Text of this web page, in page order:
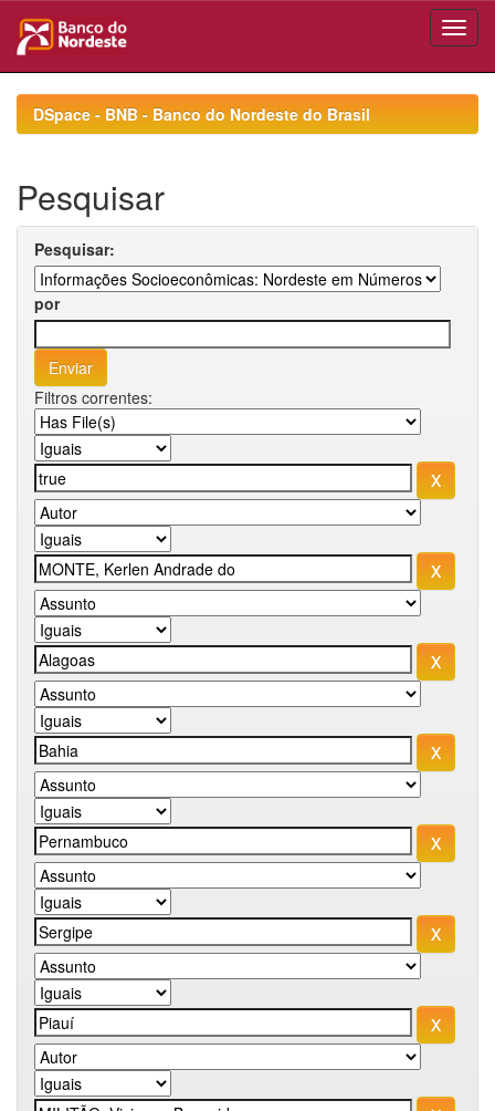
navigationDSpace - BNB - Banco do Nordeste do Brasil
Pesquisar
Pesquisar:
por
Filtros correntes: